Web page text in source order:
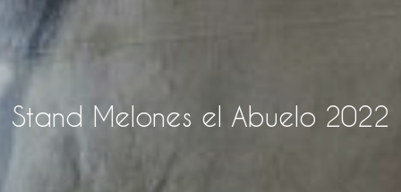
Stand Melones el Abuelo 2022